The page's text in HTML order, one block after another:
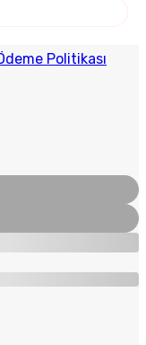
Politikası